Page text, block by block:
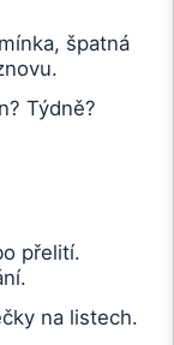
špatná
Týdně?
přelití.
na listech.